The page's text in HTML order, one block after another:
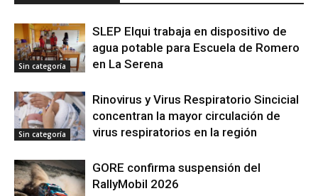
Sin categoría
SLEP Elqui trabaja en dispositivo de
agua potable para Escuela de Romero
en La Serena
Sin categoría
Rinovirus y Virus Respiratorio Sincicial
concentran la mayor circulación de
virus respiratorios en la región
GORE confirma suspensión del
RallyMobil 2026